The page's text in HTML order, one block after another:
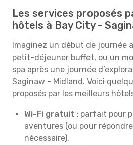
Les services proposés
hôtels à Bay City -
Imaginez un début de journée
petit-déjeuner buffet, ou un
spa après une journée
Saginaw - Midland. Voici
proposés par les meilleurs
Wi-Fi gratuit : parfait pour
aventures (ou pour
nécessaire).